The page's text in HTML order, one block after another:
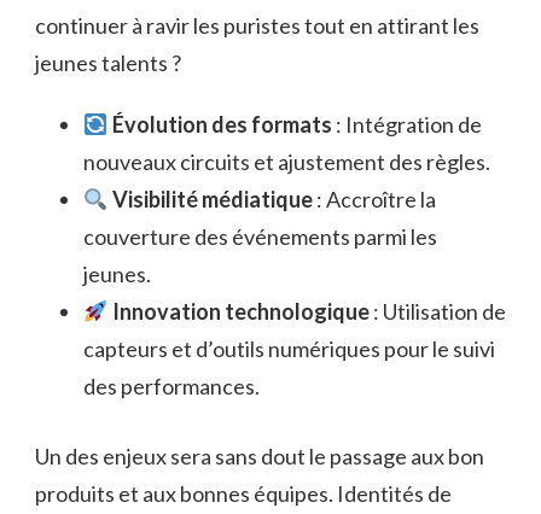
continuer à ravir les puristes tout en attirant les
jeunes talents ?
Évolution des formats : Intégration de
nouveaux circuits et ajustement des règles.
Visibilité médiatique: Accroître la
couverture des événements parmi les
jeunes.
Innovation technologique: Utilisation de
capteurs et d’outils numériques pour le suivi
des performances.
Un des enjeux sera sans dout le passage aux bon
produits et aux bonnes équipes. Identités de